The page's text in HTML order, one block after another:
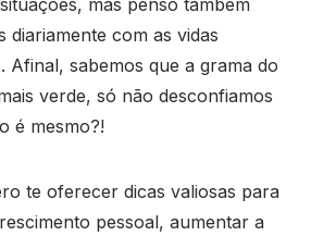
mas penso também
diariamente com as vidas
Afinal, sabemos que a grama do
verde, só não desconfiamos
é mesmo?!
te oferecer dicas valiosas para
pessoal, aumentar a